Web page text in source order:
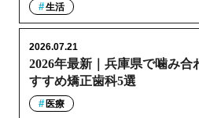
生活
2026年最新｜兵庫県で噛み合
すすめ矯正歯科5選
2026.07.21
医療